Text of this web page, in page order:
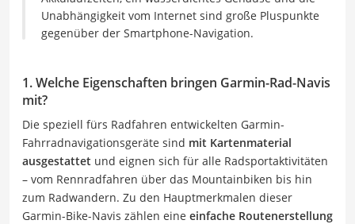
Unabhängigkeit vom Internet sind große Pluspunkte
gegenüber der Smartphone-Navigation.
1. Welche Eigenschaften bringen Garmin-Rad-Navis
mit?
Die speziell fürs Radfahren entwickelten Garmin-
Fahrradnavigationsgeräte sind mit Kartenmaterial
ausgestattet und eignen sich für alle Radsportaktivitäten
– vom Rennradfahren über das Mountainbiken bis hin
zum Radwandern. Zu den Hauptmerkmalen dieser
Garmin-Bike-Navis zählen eine einfache Routenerstellung